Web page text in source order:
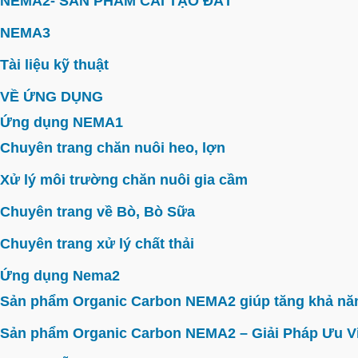
NEMA3
Tài liệu kỹ thuật
VỀ ỨNG DỤNG
Ứng dụng NEMA1
Chuyên trang chăn nuôi heo, lợn
Xử lý môi trường chăn nuôi gia cầm
Chuyên trang về Bò, Bò Sữa
Chuyên trang xử lý chất thải
Ứng dụng Nema2
Sản phẩm Organic Carbon NEMA2 giúp tăng khả
Sản phẩm Organic Carbon NEMA2 – Giải Pháp Ưu